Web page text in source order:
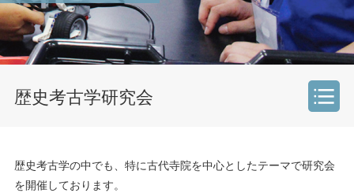
研究・社会貢献
就職・資格
入試情報
受験生の方へ 在学生の方へ
歴史考古学研究会
研究活動・実績
歴史考古学の中でも、特に古代寺院を中心としたテーマで研究会
を開催しております。